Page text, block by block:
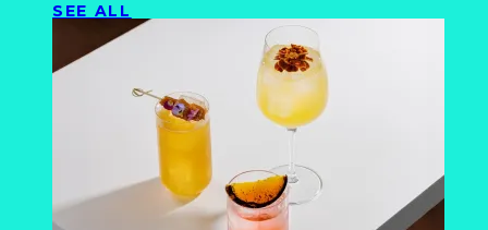
SEE ALL